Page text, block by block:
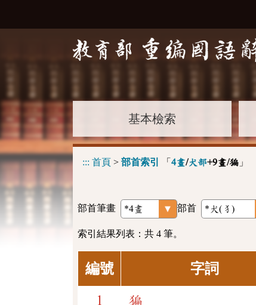
基本檢索
::: 首頁 > 部首索引 「 4畫/犬部+9畫/猵 」
部首筆畫 部首
索引結果列表：共 4 筆。
編號 字詞
1 猵